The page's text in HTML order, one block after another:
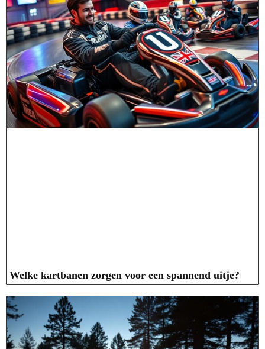
Welke kartbanen zorgen voor een spannend uitje?